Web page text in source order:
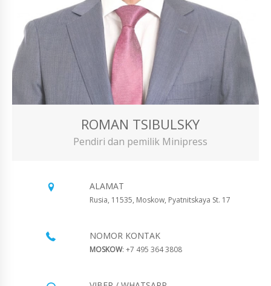
ROMAN TSIBULSKY
Pendiri dan pemilik Minipress
ALAMAT
Rusia, 11535, Moskow, Pyatnitskaya St. 17
NOMOR KONTAK
MOSKOW: +7 495 364 3808